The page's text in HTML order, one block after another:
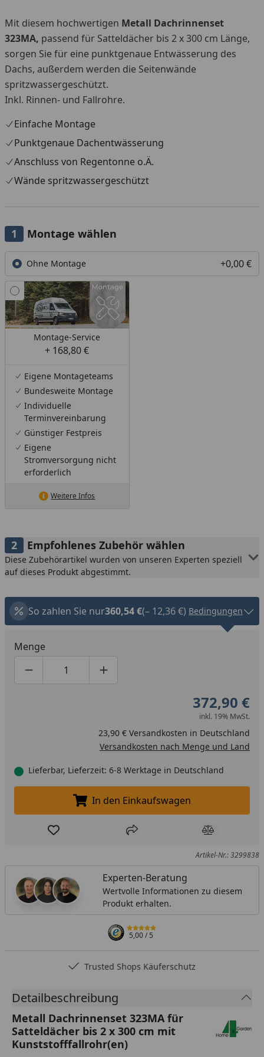
Mit diesem hochwertigen Metall Dachrinnenset
323MA, passend für Satteldächer bis 2 x 300 cm Länge,
sorgen Sie für eine punktgenaue Entwässerung des
Dachs, außerdem werden die Seitenwände
spritzwassergeschützt.
Inkl. Rinnen- und Fallrohre.
Einfache Montage
Punktgenaue Dachentwässerung
Anschluss von Regentonne o.Ä.
Wände spritzwassergeschützt
Montage wählen
Ohne Montage +0,00 €
Montage-Service
+ 168,80 €
Eigene Montageteams
Bundesweite Montage
Individuelle
Terminvereinbarung
Günstiger Festpreis
Eigene
Stromversorgung nicht
erforderlich
Weitere Infos
Empfohlenes Zubehör wählen
Diese Zubehörartikel wurden von unseren Experten speziell
auf dieses Produkt abgestimmt.
So zahlen Sie nur360,54 €(– 12,36 €) Bedingungen
Menge
Produktmenge um eins verringern
Produktmenge manuell eingeben
Produktmenge um eins erhöhen
372,90 €
inkl. 19% MwSt.
23,90 € Versandkosten in Deutschland
Versandkosten nach Menge und Land
Lieferbar, Lieferzeit: 6-8 Werktage in Deutschland
In den Einkaufswagen legen
In den Einkaufswagen
Produkt zur Wunschliste hinzufügen
Teilen Produkt
Artikel-Nr.: 3299838
Experten-Beratung
Wertvolle Informationen zu diesem
Produkt erhalten.
5,00/ 5
Trusted Shops Käuferschutz
Detailbeschreibung
Metall Dachrinnenset 323MA für
Satteldächer bis 2 x 300 cm mit
Kunststofffallrohr(en)